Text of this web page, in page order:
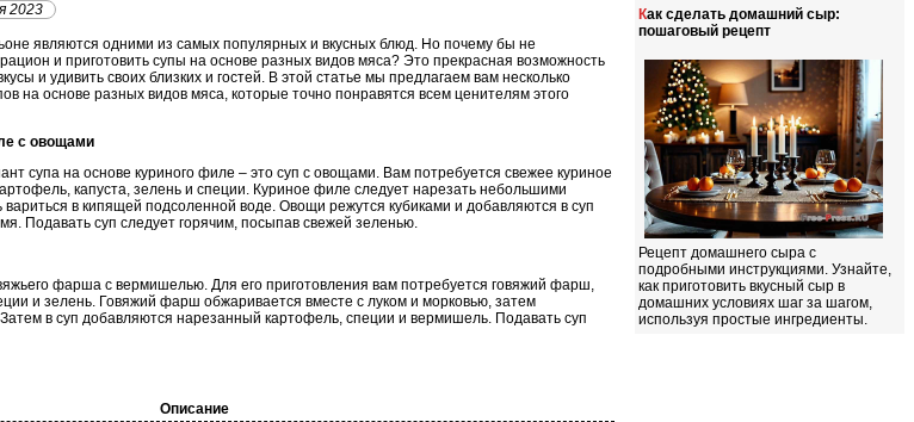
2023
являются одними из самых популярных и вкусных блюд. Но почему бы не
и приготовить супы на основе разных видов мяса? Это прекрасная возможность
и удивить своих близких и гостей. В этой статье мы предлагаем вам несколько
на основе разных видов мяса, которые точно понравятся всем ценителям этого
с овощами
супа на основе куриного филе – это суп с овощами. Вам потребуется свежее куриное
капуста, зелень и специи. Куриное филе следует нарезать небольшими
вариться в кипящей подсоленной воде. Овощи режутся кубиками и добавляются в суп
Подавать суп следует горячим, посыпав свежей зеленью.
фарша с вермишелью. Для его приготовления вам потребуется говяжий фарш,
и зелень. Говяжий фарш обжаривается вместе с луком и морковью, затем
в суп добавляются нарезанный картофель, специи и вермишель. Подавать суп
Описание
Как сделать домашний сыр:
пошаговый рецепт
Рецепт домашнего сыра с
подробными инструкциями. Узнайте,
как приготовить вкусный сыр в
домашних условиях шаг за шагом,
используя простые ингредиенты.